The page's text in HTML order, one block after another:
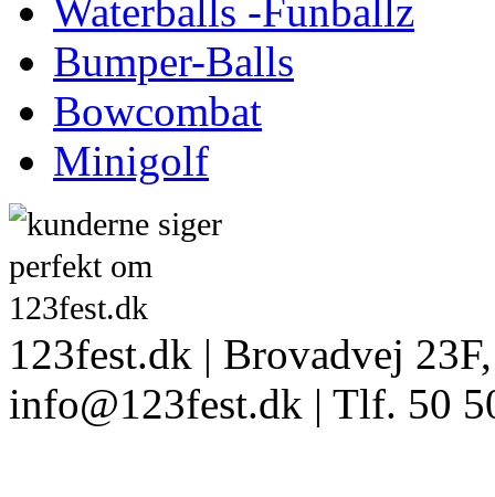
Waterballs -Funballz
Bumper-Balls
Bowcombat
Minigolf
123fest.dk | Brovadvej
info@123fest.dk | Tlf. 50